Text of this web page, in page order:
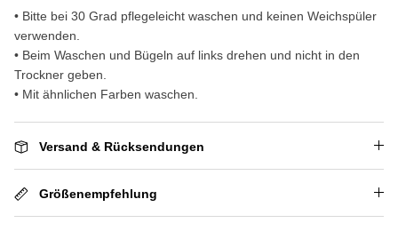
• Bitte bei 30 Grad pflegeleicht waschen und keinen Weichspüler
verwenden.
• Beim Waschen und Bügeln auf links drehen und nicht in den
Trockner geben.
• Mit ähnlichen Farben waschen.
Versand & Rücksendungen
Größenempfehlung